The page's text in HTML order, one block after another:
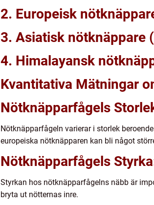
2. Europeisk
3. Asiatisk nötknäppare
4. Himalayansk
Kvantitativa Mätningar
Nötknäpparfågels
Nötknäpparfågeln varierar i storlek
europeiska nötknäpparen kan bli något
Nötknäpparfågels
Styrkan hos nötknäpparfågelns näbb är
bryta ut nötternas inre.